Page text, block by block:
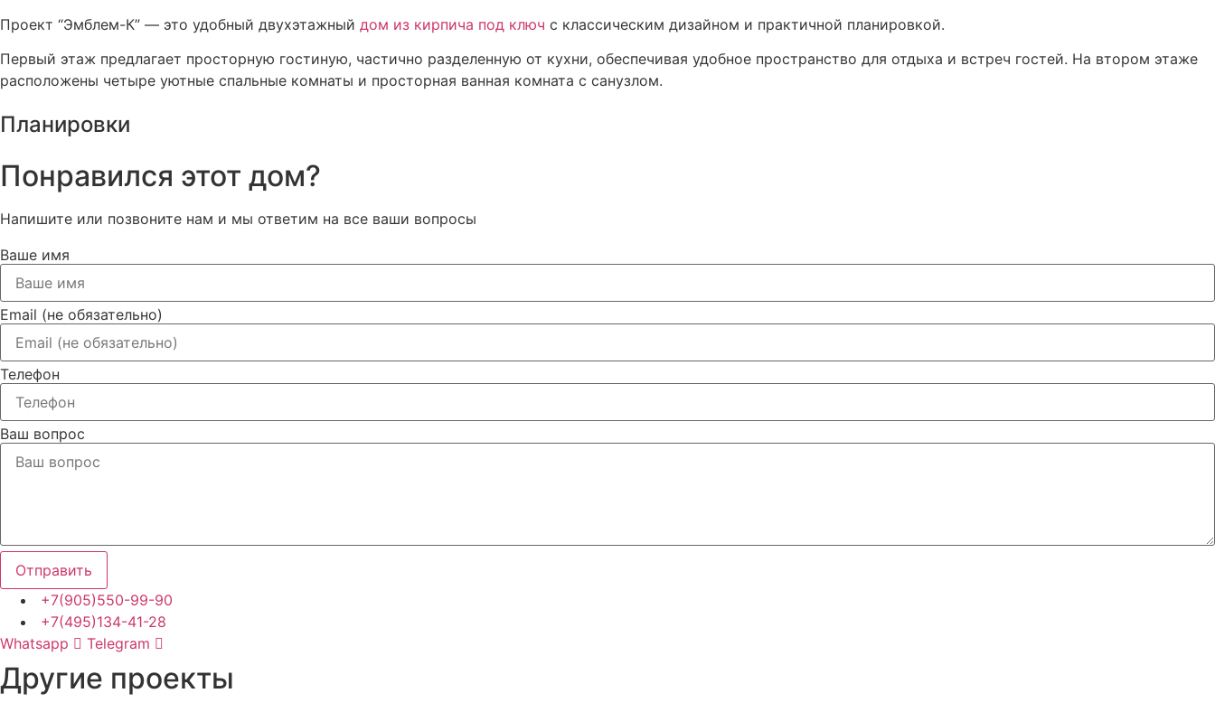
Проект “Эмблем-К” — это удобный двухэтажный дом из кирпича под ключ с классическим дизайном и практичной планировкой.
Первый этаж предлагает просторную гостиную, частично разделенную от кухни, обеспечивая удобное пространство для отдыха и встреч гостей. На втором этаже
расположены четыре уютные спальные комнаты и просторная ванная комната с санузлом.
Планировки
Понравился этот дом?
Напишите или позвоните нам и мы ответим на все ваши вопросы
Ваше имя
Email (не обязательно)
Телефон
Ваш вопрос
Отправить
+7(905)550-99-90
+7(495)134-41-28
Whatsapp
Telegram
Другие проекты